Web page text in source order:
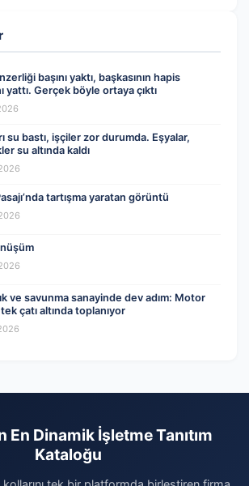
başını yaktı, başkasının hapis
yattı. Gerçek böyle ortaya çıktı
su bastı, işçiler zor durumda. Eşyalar,
su altında kaldı
tartışma yaratan görüntü
ve savunma sanayinde dev adım: Motor
çatı altında toplanıyor
En Dinamik İşletme Tanıtım
Kataloğu